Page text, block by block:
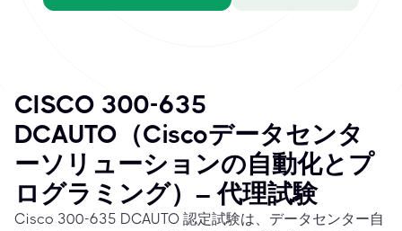
CISCO 300-635
DCAUTO（Ciscoデータセンタ
ーソリューションの自動化とプ
ログラミング）– 代理試験
Cisco 300-635 DCAUTO 認定試験は、データセンター自